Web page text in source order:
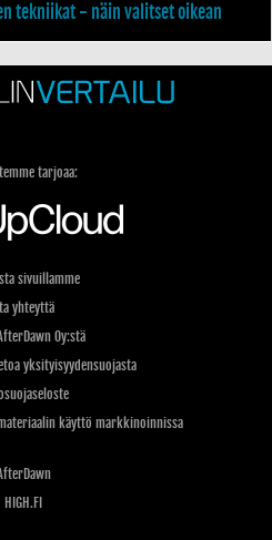
tekniikat - näin valitset oikean
tarjoaa:
sivuillamme
yhteyttä
Oy:stä
yksityisyydensuojasta
käyttö markkinoinnissa
HIGH.FI